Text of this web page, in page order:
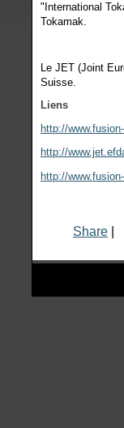
"International
Tokamak.
Le JET (Joint
Suisse.
Liens
http://
http://
http://
Share